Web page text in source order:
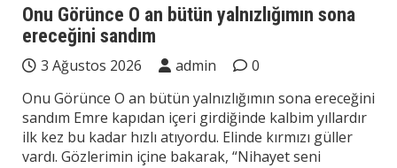
Onu Görünce O an bütün yalnızlığımın sona
ereceğini sandım
3 Ağustos 2026 admin
0
Onu Görünce O an bütün yalnızlığımın sona ereceğini
sandım Emre kapıdan içeri girdiğinde kalbim yıllardır
ilk kez bu kadar hızlı atıyordu. Elinde kırmızı güller
vardı. Gözlerimin içine bakarak, “Nihayet seni